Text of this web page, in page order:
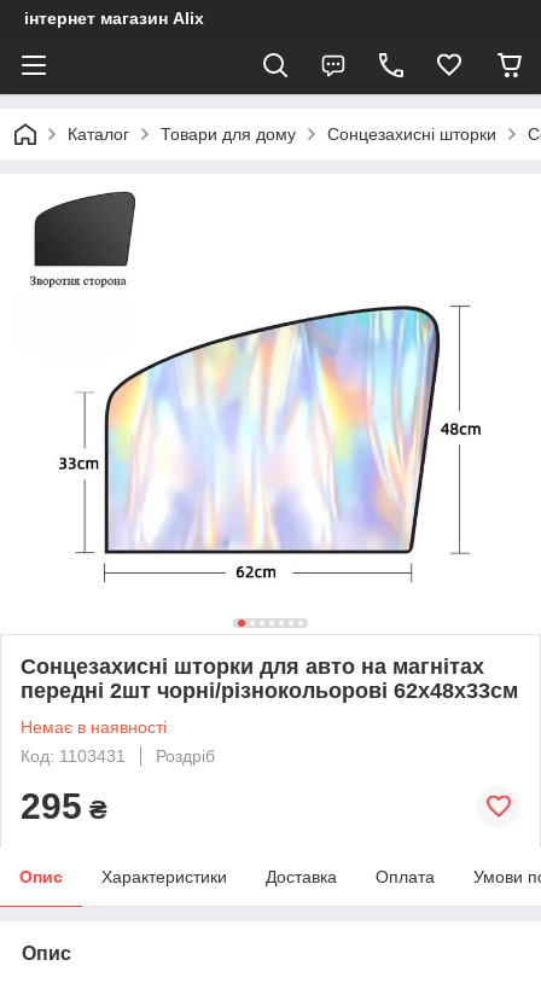
інтернет магазин Alix
Каталог Товари для дому Сонцезахисні шторки
Сонцезахисні шторки для авто на магнітах
передні 2шт чорні/різнокольорові 62х48х33см
Немає в наявності
Код: 1103431
Роздріб
295 ₴
Опис Характеристики Доставка Оплата Умови
Опис